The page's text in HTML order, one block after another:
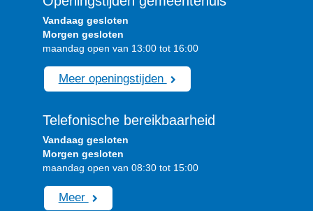
Vandaag gesloten
Morgen gesloten
maandag open van 13:00 tot 16:00
Meer openingstijden
Telefonische bereikbaarheid
Vandaag gesloten
Morgen gesloten
maandag open van 08:30 tot 15:00
Meer